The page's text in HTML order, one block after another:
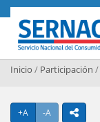
Contenido principal
SERNAC
Inicio / Participación /
+A Agrandar texto
-A Achicar texto